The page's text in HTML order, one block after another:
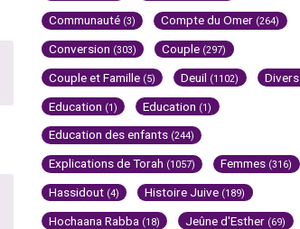
Communauté (3) Compte du Omer (264)
Conversion (303) Couple (297)
Couple et Famille (5) Deuil (1102) Divers
Education (1) Education (1)
Education des enfants (244)
Explications de Torah (1057) Femmes (316)
Hassidout (4) Histoire Juive (189)
Hochaana Rabba (18) Jeûne d'Esther (69)